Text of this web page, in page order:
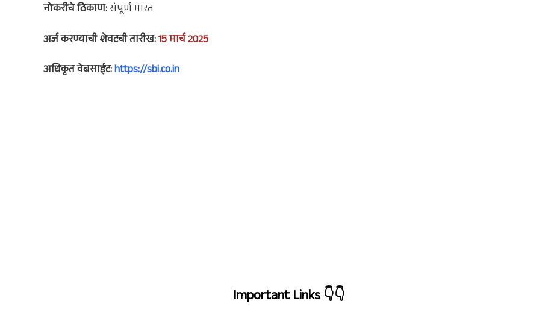
नोकरीचे ठिकाण:संपूर्ण भारत
अर्ज करण्याची शेवटची तारीख:15 मार्च 2025
अधिकृत वेबसाईट:https://sbi.co.in
Important Links👇👇